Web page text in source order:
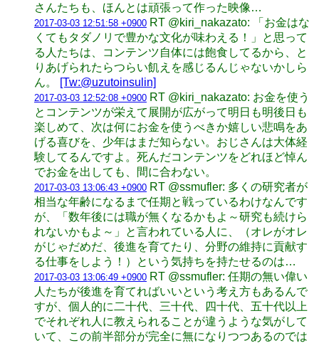
さんたちも、ほんとは頑張って作った映像…
2017-03-03 12:51:58 +0900 RT @kiri_nakazato: 「お金はな
くてもタダノリで豊かな文化が味わえる！」と思って
る人たちは、コンテンツ自体には飽食してるから、と
りあげられたらつらい飢えを感じるんじゃないかしら
ん。
[Tw:@uzutoinsulin]
2017-03-03 12:52:08 +0900 RT @kiri_nakazato: お金を使う
とコンテンツが栄えて展開が広がって明日も明後日も
楽しめて、次は何にお金を使うべきか嬉しい悲鳴をあ
げる喜びを、少年はまだ知らない。おじさんは大体経
験してるんですよ。死んだコンテンツをどれほど悼ん
でお金を出しても、間に合わない。
2017-03-03 13:06:43 +0900 RT @ssmufler: 多くの研究者が
相当な年齢になるまで任期と戦っているわけなんです
が、「数年後には職が無くなるかもよ～研究も続けら
れないかもよ～」と言われている人に、（オレがオレ
がじゃだめだ、後進を育てたり、分野の維持に貢献す
る仕事をしよう！）という気持ちを持たせるのは…
2017-03-03 13:06:49 +0900 RT @ssmufler: 任期の無い偉い
人たちが後進を育てればいいという考え方もあるんで
すが、個人的に二十代、三十代、四十代、五十代以上
でそれぞれ人に教えられることが違うような気がして
いて、この前半部分が完全に無になりつつあるのでは